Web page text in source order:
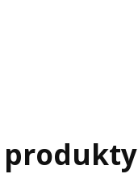
produkty